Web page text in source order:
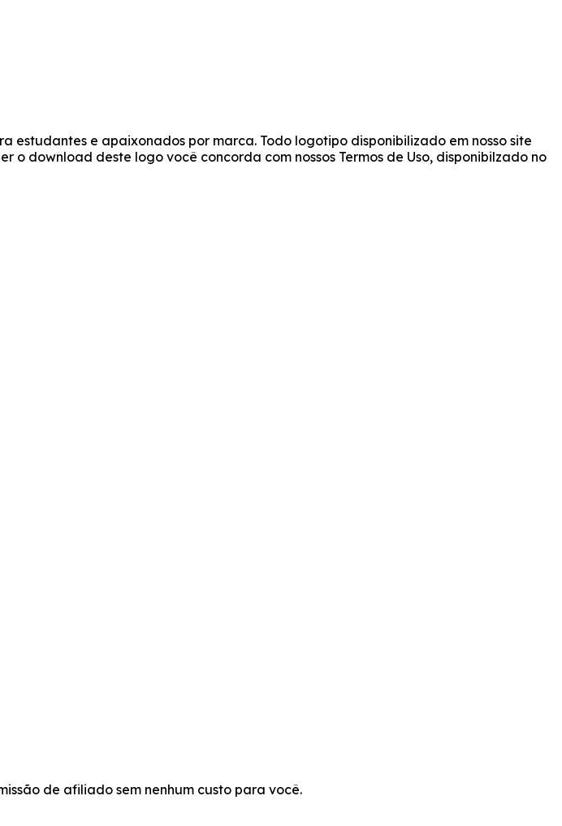
e apaixonados por marca. Todo logotipo disponibilizado em nosso site
download deste logo você concorda com nossos Termos de Uso, disponibilzado no
de afiliado sem nenhum custo para você.